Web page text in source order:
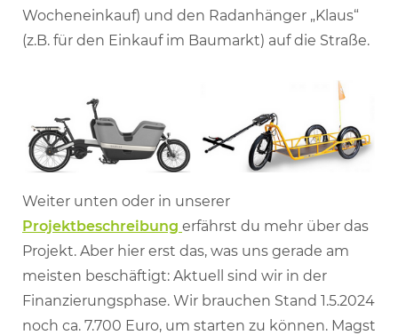
Wocheneinkauf) und den Radanhänger „Klaus“
(z.B. für den Einkauf im Baumarkt) auf die Straße.
Weiter unten oder in unserer
Projektbeschreibung erfährst du mehr über das
Projekt. Aber hier erst das, was uns gerade am
meisten beschäftigt: Aktuell sind wir in der
Finanzierungsphase. Wir brauchen Stand 1.5.2024
noch ca. 7.700 Euro, um starten zu können. Magst